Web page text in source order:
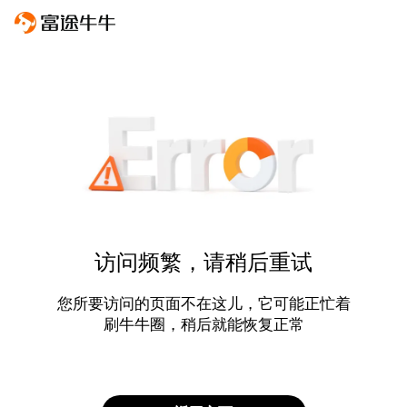
访问频繁，请稍后重试
您所要访问的页面不在这儿，它可能正忙着
刷牛牛圈，稍后就能恢复正常